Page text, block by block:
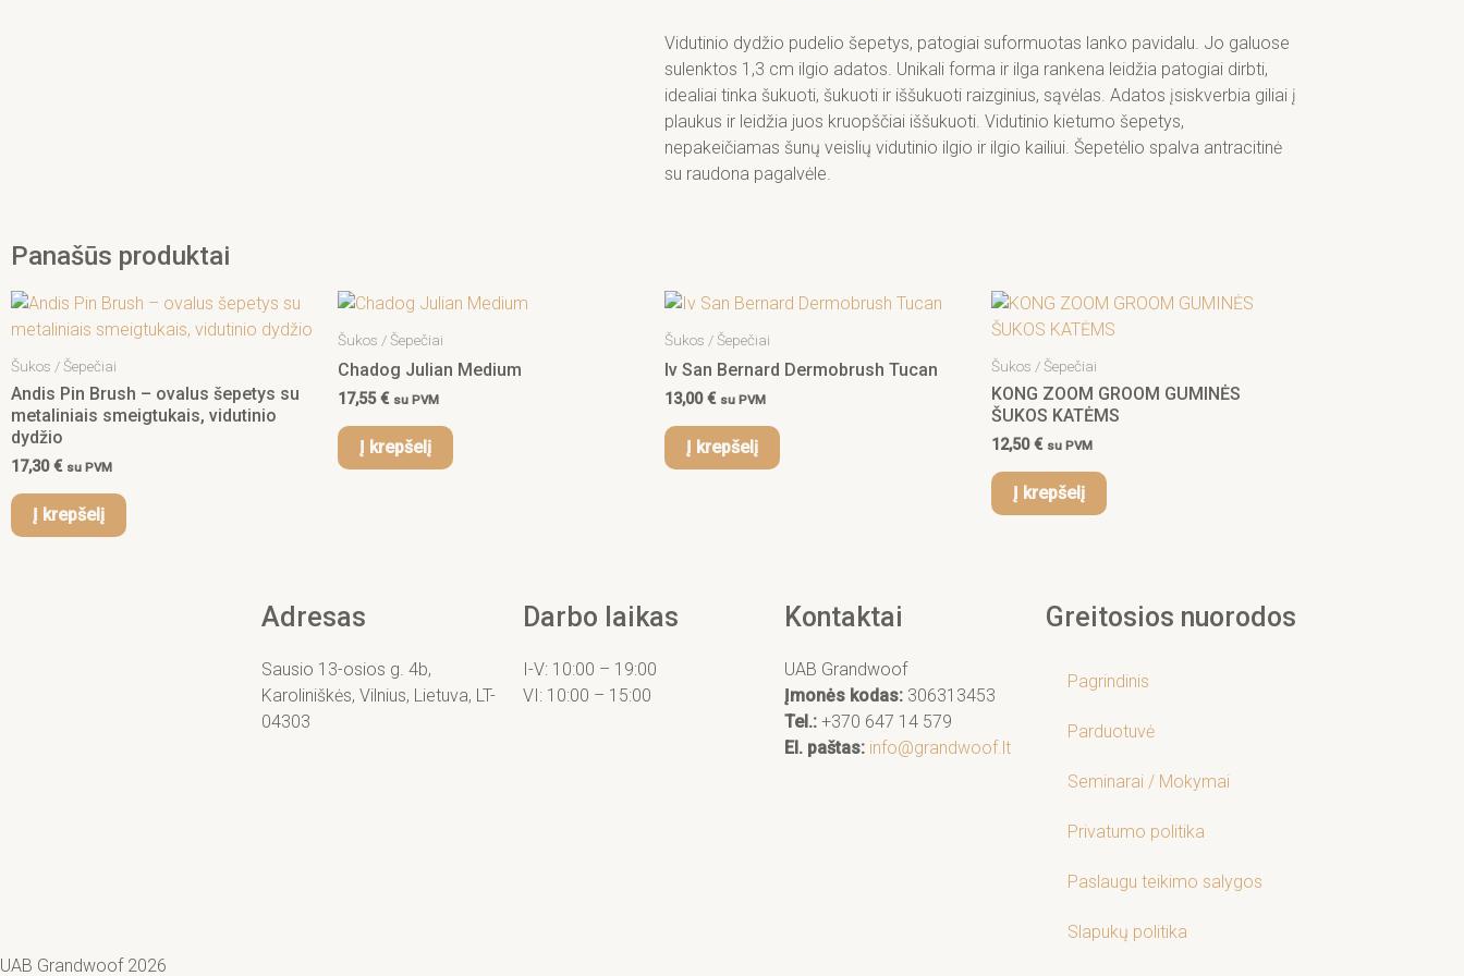
f
Tech
Slicker
Medium
Vidutinio dydžio pudelio šepetys, patogiai suformuotas lanko pavidalu. Jo galuose
sulenktos 1,3 cm ilgio adatos. Unikali forma ir ilga rankena leidžia patogiai dirbti,
idealiai tinka šukuoti, šukuoti ir iššukuoti raizginius, sąvėlas. Adatos įsiskverbia giliai į
plaukus ir leidžia juos kruopščiai iššukuoti. Vidutinio kietumo šepetys,
nepakeičiamas šunų veislių vidutinio ilgio ir ilgio kailiui. Šepetėlio spalva antracitinė
su raudona pagalvėle.
Panašūs produktai
Šukos / Šepečiai
Andis Pin Brush – ovalus šepetys su
metaliniais smeigtukais, vidutinio
dydžio
17,30€ su PVM
Į krepšelį
Šukos / Šepečiai
Chadog Julian Medium
17,55€ su PVM
Į krepšelį
Šukos / Šepečiai
Iv San Bernard Dermobrush Tucan
13,00€ su PVM
Į krepšelį
Šukos / Šepečiai
KONG ZOOM GROOM GUMINĖS
ŠUKOS KATĖMS
12,50€ su PVM
Į krepšelį
Adresas
Sausio 13-osios g. 4b,
Karoliniškės, Vilnius, Lietuva, LT-
04303
Darbo laikas
I-V: 10:00 – 19:00
VI: 10:00 – 15:00
Kontaktai
UAB Grandwoof
Įmonės kodas: 306313453
Tel.: +370 647 14 579
El. paštas: info@grandwoof.lt
Greitosios nuorodos
Pagrindinis
Parduotuvė
Seminarai / Mokymai
Privatumo politika
Paslaugu teikimo salygos
Slapukų politika
UAB Grandwoof 2026